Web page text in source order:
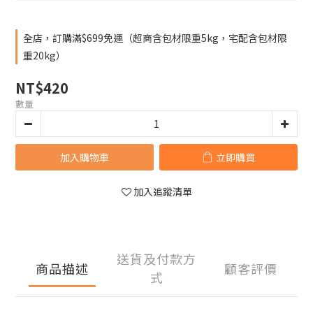
全店，訂購滿$699免運（超商含包材限重5kg，宅配含包材限
重20kg）
NT$420
數量
加入購物車 立即購買
加入追蹤清單
商品描述
送貨及付款方
式
顧客評價